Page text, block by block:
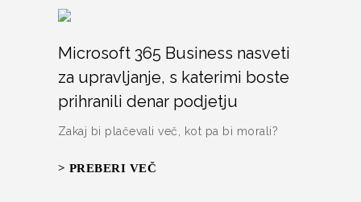
Microsoft 365 Business nasveti
za upravljanje, s katerimi boste
prihranili denar podjetju
Zakaj bi plačevali več, kot pa bi morali?
> PREBERI VEČ